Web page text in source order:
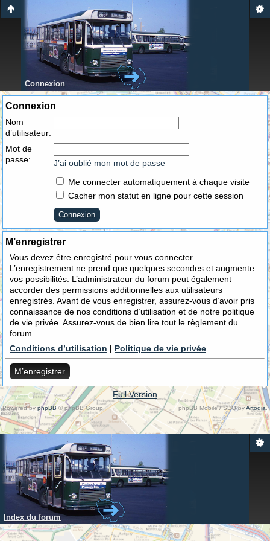
Connexion
Connexion
Nom
d’utilisateur:
Mot de
passe:
J’ai oublié mon mot de passe
Me connecter automatiquement à chaque visite
Cacher mon statut en ligne pour cette session
M’enregistrer
Vous devez être enregistré pour vous connecter.
L’enregistrement ne prend que quelques secondes et augmente
vos possibilités. L’administrateur du forum peut également
accorder des permissions additionnelles aux utilisateurs
enregistrés. Avant de vous enregistrer, assurez-vous d’avoir pris
connaissance de nos conditions d’utilisation et de notre politique
de vie privée. Assurez-vous de bien lire tout le règlement du
forum.
Conditions d’utilisation | Politique de vie privée
M’enregistrer
Full Version
Powered byphpBB © phpBB Group. phpBB Mobile / SEO byArtodia .
Index du forum